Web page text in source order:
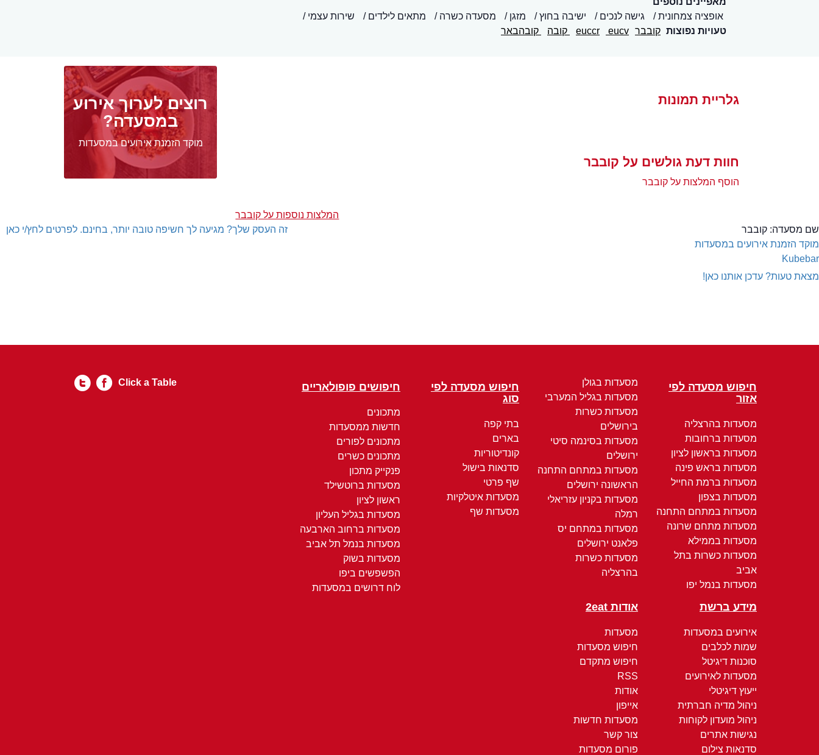
אופציה צמחונית
גישה לנכים ישיבה בחוץ מזגן מסעדה כשרה מתאים לילדים
שירות עצמי
טעויות נפוצות קובבר euccr eucv קובה קובהבאר
גלריית תמונות
חוות דעת גולשים על קובבר
הוסף המלצות על קובבר
המלצות נוספות על קובבר
רוצים לערוך אירוע
במסעדה?
מוקד הזמנת אירועים במסעדות
זה העסק שלך? מגיעה לך חשיפה טובה יותר, בחינם. לפרטים לחץ/י כאן שם מסעדה: קובבר
מוקד הזמנת אירועים במסעדות
Kubebar
מצאת טעות? עדכן אותנו כאן!
חיפוש מסעדה לפי
אזור
מסעדות בהרצליה
מסעדות ברחובות
מסעדות בראשון לציון
מסעדות בראש פינה
מסעדות ברמת החייל
מסעדות בצפון
מסעדות במתחם התחנה
מסעדות מתחם שרונה
מסעדות בממילא
מסעדות כשרות בתל
אביב
מסעדות בנמל יפו
מסעדות בגולן
מסעדות בגליל המערבי
מסעדות כשרות
בירושלים
מסעדות בסינמה סיטי
ירושלים
מסעדות במתחם התחנה
הראשונה ירושלים
מסעדות בקניון עזריאלי
רמלה
מסעדות במתחם יס
פלאנט ירושלים
מסעדות כשרות
בהרצליה
חיפוש מסעדה לפי
סוג
בתי קפה
בארים
קונדיטוריות
סדנאות בישול
שף פרטי
מסעדות איטלקיות
מסעדות שף
חיפושים פופולאריים
מתכונים
חדשות ממסעדות
מתכונים לפורים
מתכונים כשרים
פנקייק מתכון
מסעדות ברוטשילד
ראשון לציון
מסעדות בגליל העליון
מסעדות ברחוב הארבעה
מסעדות בנמל תל אביב
מסעדות בשוק
הפשפשים ביפו
לוח דרושים במסעדות
מידע ברשת
אירועים במסעדות
שמות לכלבים
סוכנות דיגיטל
מסעדות לאירועים
ייעוץ דיגיטלי
ניהול מדיה חברתית
ניהול מועדון לקוחות
נגישות אתרים
סדנאות צילום
אודות 2eat
מסעדות
חיפוש מסעדות
חיפוש מתקדם
RSS
אודות
אייפון
מסעדות חדשות
צור קשר
פורום מסעדות
Click a Table